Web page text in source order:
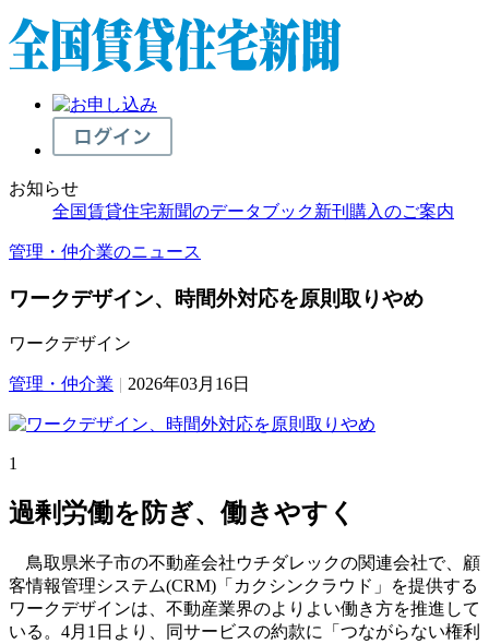
お知らせ
全国賃貸住宅新聞のデータブック新刊購入のご案内
管理・仲介業のニュース
ワークデザイン、時間外対応を原則取りやめ
ワークデザイン
管理・仲介業 | 2026年03月16日
1
過剰労働を防ぎ、働きやすく
鳥取県米子市の不動産会社ウチダレックの関連会社で、顧
客情報管理システム(CRM)「カクシンクラウド」を提供する
ワークデザインは、不動産業界のよりよい働き方を推進して
いる。4月1日より、同サービスの約款に「つながらない権利